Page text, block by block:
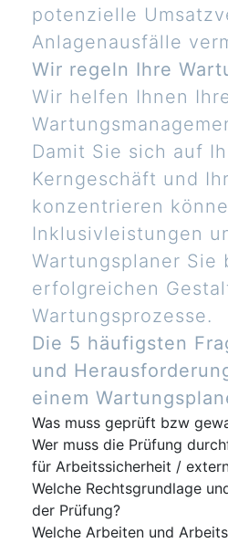
potenzielle
Anlagenausfälle
Wir regeln Ihre
Wir helfen Ihnen
Damit Sie sich auf
Kerngeschäft und
konzentrieren
Inklusivleistungen
Wartungsplaner Sie
erfolgreichen
Wartungsprozesse.
Die 5 häufigsten
und
einem
Was muss geprüft bzw
Wer muss die Prüfung
für Arbeitssicherheit /
Welche Rechtsgrundlage
der Prüfung?
Welche Arbeiten und